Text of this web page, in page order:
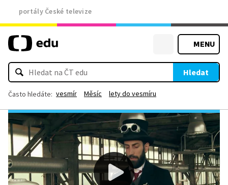
portály České televize
MENU
Hledat
Často hledáte: vesmír Měsíc lety do vesmíru